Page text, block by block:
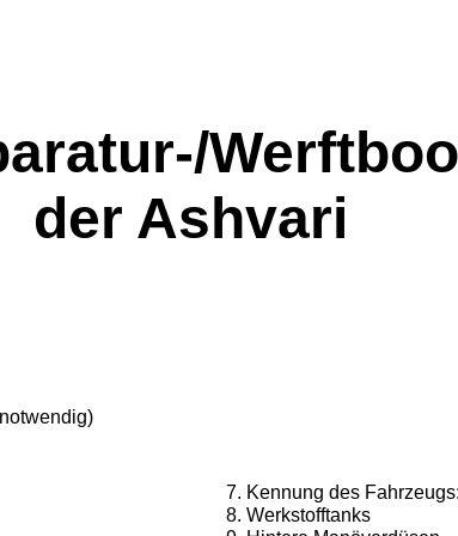
der Ashvari
Kennung des
Werkstofftanks